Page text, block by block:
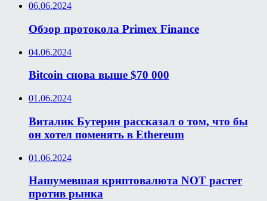
06.06.2024
Обзор протокола Primex Finance
04.06.2024
Bitcoin снова выше $70 000
01.06.2024
Виталик Бутерин рассказал о том, что бы
он хотел поменять в Ethereum
01.06.2024
Нашумевшая криптовалюта NOT растет
против рынка